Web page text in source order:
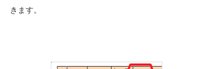
きます。